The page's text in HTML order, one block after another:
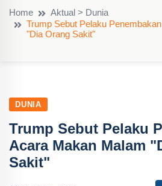
Home
Aktual > Dunia
Trump Sebut Pelaku
"Dia Orang Sakit"
DUNIA
Trump Sebut Pelaku
Acara Makan Malam
Sakit"